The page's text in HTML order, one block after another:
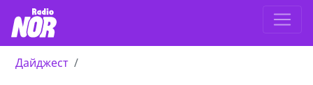
Дайджест